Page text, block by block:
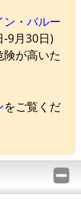
ン・バルー
-9月30日)
が高いた
をご覧くだ